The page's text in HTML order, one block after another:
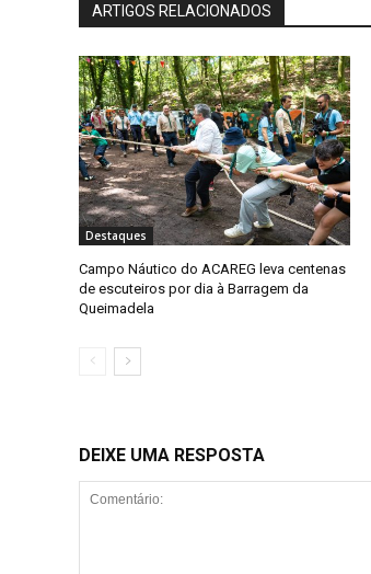
ARTIGOS RELACIONADOS
Destaques
Campo Náutico do ACAREG leva centenas
de escuteiros por dia à Barragem da
Queimadela
DEIXE UMA RESPOSTA